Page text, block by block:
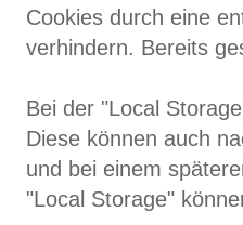
Cookies durch eine
verhindern. Bereits
Bei der "Local
Diese können auch
und bei einem
"Local Storage"